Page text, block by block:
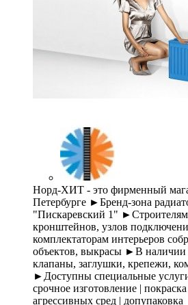
Норд-ХИТ - это фирменный
Петербурге ►Бренд-зона
"Пискаревский 1"
кронштейнов, узлов
комплектаторам интерьеров
объектов, выкрасы ►В наличии
клапаны, заглушки, крепежи,
►Доступны специальные
срочное изготовление |
агрессивных сред | допупаковка